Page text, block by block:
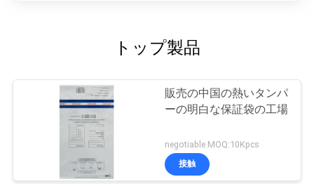
トップ製品
販売の中国の熱いタンパ
ーの明白な保証袋の工場
negotiable MOQ:10Kpcs
接触